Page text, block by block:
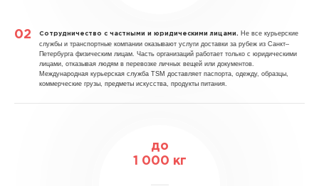
Сотрудничество с частными и юридическими лицами.
Не все курьерские
службы и транспортные компании оказывают услуги доставки за рубеж из Санкт–
Петербурга физическим лицам. Часть организаций работает только с юридическими
лицами, отказывая людям в перевозке личных вещей или документов.
Международная курьерская служба TSM доставляет паспорта, одежду, образцы,
коммерческие грузы, предметы искусства, продукты питания.
до
1 000 кг